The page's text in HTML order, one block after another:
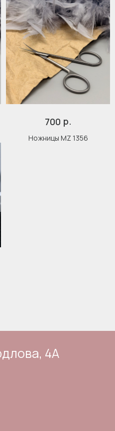
700 р.
Ножницы MZ 1356
Оферта
Отзывы
Каталог
Корзина